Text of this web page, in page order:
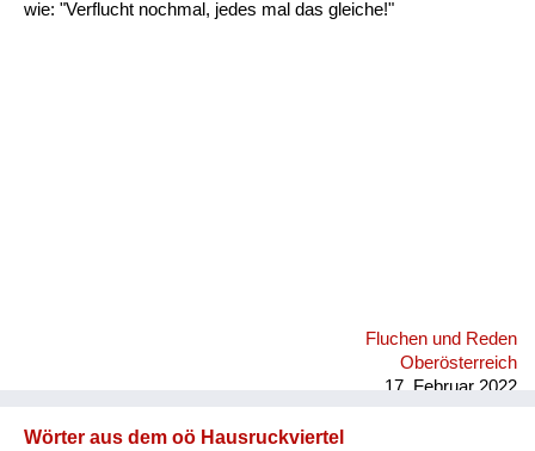
wie: "Verflucht nochmal, jedes mal das gleiche!"
Fluchen und Reden
Oberösterreich
17. Februar 2022
Wörter aus dem oö Hausruckviertel